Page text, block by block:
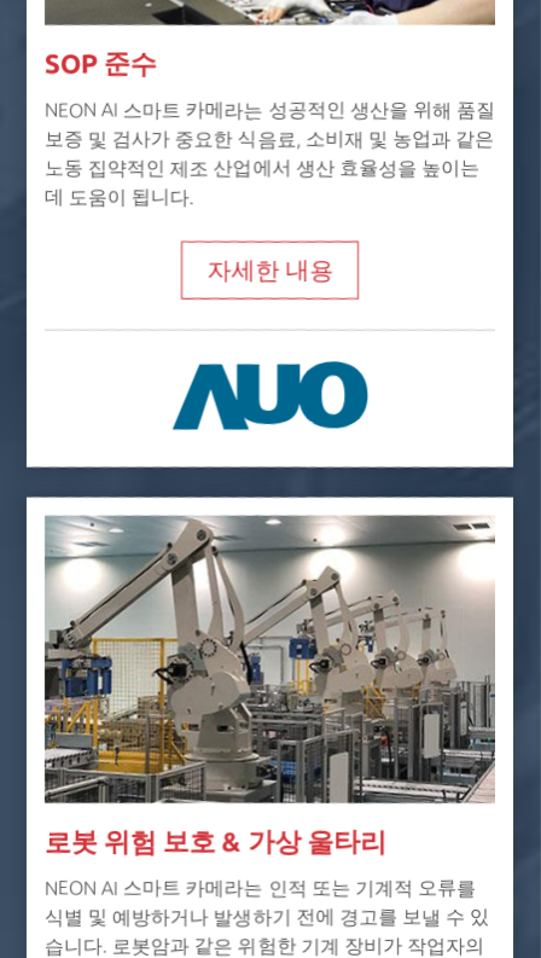
SOP 준수
NEON AI 스마트 카메라는 성공적인 생산을 위해 품질
보증 및 검사가 중요한 식음료, 소비재 및 농업과 같은
노동 집약적인 제조 산업에서 생산 효율성을 높이는
데 도움이 됩니다.
자세한 내용
로봇 위험 보호 & 가상 울타리
NEON AI 스마트 카메라는 인적 또는 기계적 오류를
식별 및 예방하거나 발생하기 전에 경고를 보낼 수 있
습니다. 로봇암과 같은 위험한 기계 장비가 작업자의